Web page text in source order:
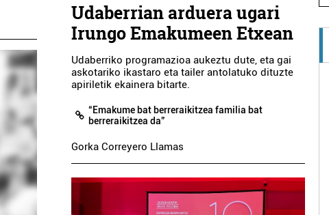
Udaberrian arduera ugari
Irungo Emakumeen Etxean
Udaberriko programazioa aukeztu dute, eta gai
askotariko ikastaro eta tailer antolatuko dituzte
apiriletik ekainera bitarte.
“Emakume bat berreraikitzea familia bat
berreraikitzea da”
Gorka Correyero Llamas